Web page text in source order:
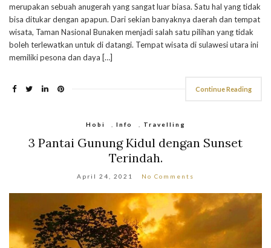
merupakan sebuah anugerah yang sangat luar biasa. Satu hal yang tidak
bisa ditukar dengan apapun. Dari sekian banyaknya daerah dan tempat
wisata, Taman Nasional Bunaken menjadi salah satu pilihan yang tidak
boleh terlewatkan untuk di datangi. Tempat wisata di sulawesi utara ini
memiliki pesona dan daya […]
Continue Reading
Hobi Info Travelling
3 Pantai Gunung Kidul dengan Sunset
Terindah.
April 24, 2021 No Comments